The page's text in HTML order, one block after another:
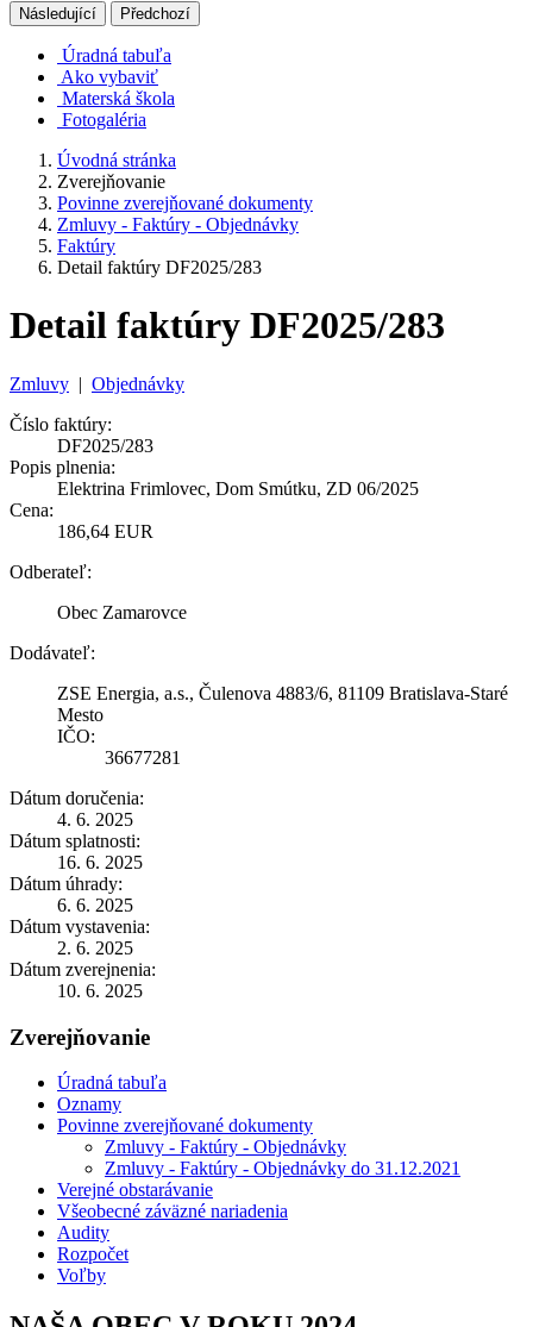
Následující Předchozí
Úradná tabuľa
Ako vybaviť
Materská škola
Fotogaléria
Úvodná stránka
Zverejňovanie
Povinne zverejňované dokumenty
Zmluvy - Faktúry - Objednávky
Faktúry
Detail faktúry DF2025/283
Detail faktúry DF2025/283
Zmluvy | Objednávky
Číslo faktúry:
DF2025/283
Popis plnenia:
Elektrina Frimlovec, Dom Smútku, ZD 06/2025
Cena:
186,64 EUR
Odberateľ:
Obec Zamarovce
Dodávateľ:
ZSE Energia, a.s., Čulenova 4883/6, 81109 Bratislava-Staré
Mesto
IČO:
36677281
Dátum doručenia:
4. 6. 2025
Dátum splatnosti:
16. 6. 2025
Dátum úhrady:
6. 6. 2025
Dátum vystavenia:
2. 6. 2025
Dátum zverejnenia:
10. 6. 2025
Zverejňovanie
Úradná tabuľa
Oznamy
Povinne zverejňované dokumenty
Zmluvy - Faktúry - Objednávky
Zmluvy - Faktúry - Objednávky do 31.12.2021
Verejné obstarávanie
Všeobecné záväzné nariadenia
Audity
Rozpočet
Voľby